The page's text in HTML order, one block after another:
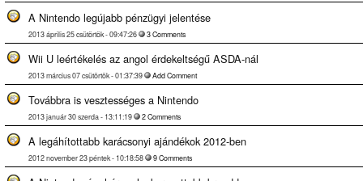
A Nintendo legújabb pénzügyi jelentése
2013 április 25 csütörtök - 09:47:26 3 Comments
Wii U leértékelés az angol érdekeltségű ASDA-nál
2013 március 07 csütörtök - 01:37:39 Add Comment
Továbbra is vesztességes a Nintendo
2013 január 30 szerda - 13:11:19 2 Comments
A legáhítottabb karácsonyi ajándékok 2012-ben
2012 november 23 péntek - 10:18:58 9 Comments